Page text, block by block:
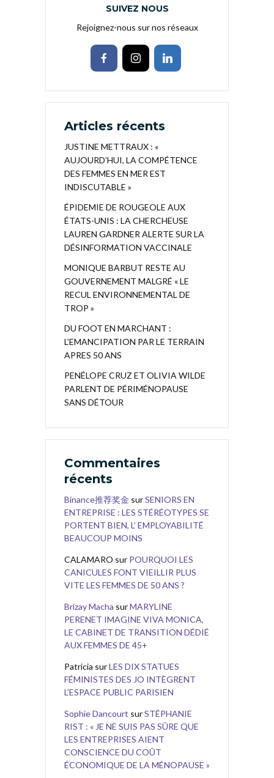
SUIVEZ NOUS
Rejoignez-nous sur nos réseaux
Articles récents
JUSTINE METTRAUX : «
AUJOURD’HUI, LA COMPÉTENCE
DES FEMMES EN MER EST
INDISCUTABLE »
ÉPIDEMIE DE ROUGEOLE AUX
ÉTATS-UNIS : LA CHERCHEUSE
LAUREN GARDNER ALERTE SUR LA
DÉSINFORMATION VACCINALE
MONIQUE BARBUT RESTE AU
GOUVERNEMENT MALGRÉ « LE
RECUL ENVIRONNEMENTAL DE
TROP »
DU FOOT EN MARCHANT :
L’EMANCIPATION PAR LE TERRAIN
APRES 50 ANS
PENÉLOPE CRUZ ET OLIVIA WILDE
PARLENT DE PÉRIMÉNOPAUSE
SANS DÉTOUR
Commentaires
récents
Binance推荐奖金 surSENIORS EN
ENTREPRISE : LES STÉRÉOTYPES SE
PORTENT BIEN, L’ EMPLOYABILITÉ
BEAUCOUP MOINS
CALAMARO sur POURQUOI LES
CANICULES FONT VIEILLIR PLUS
VITE LES FEMMES DE 50 ANS ?
Brizay Macha surMARYLINE
PERENET IMAGINE VIVA MONICA,
LE CABINET DE TRANSITION DÉDIÉ
AUX FEMMES DE 45+
Patricia surLES DIX STATUES
FÉMINISTES DES JO INTÈGRENT
L’ESPACE PUBLIC PARISIEN
Sophie Dancourt surSTÉPHANIE
RIST : « JE NE SUIS PAS SÛRE QUE
LES ENTREPRISES AIENT
CONSCIENCE DU COÛT
ÉCONOMIQUE DE LA MÉNOPAUSE »